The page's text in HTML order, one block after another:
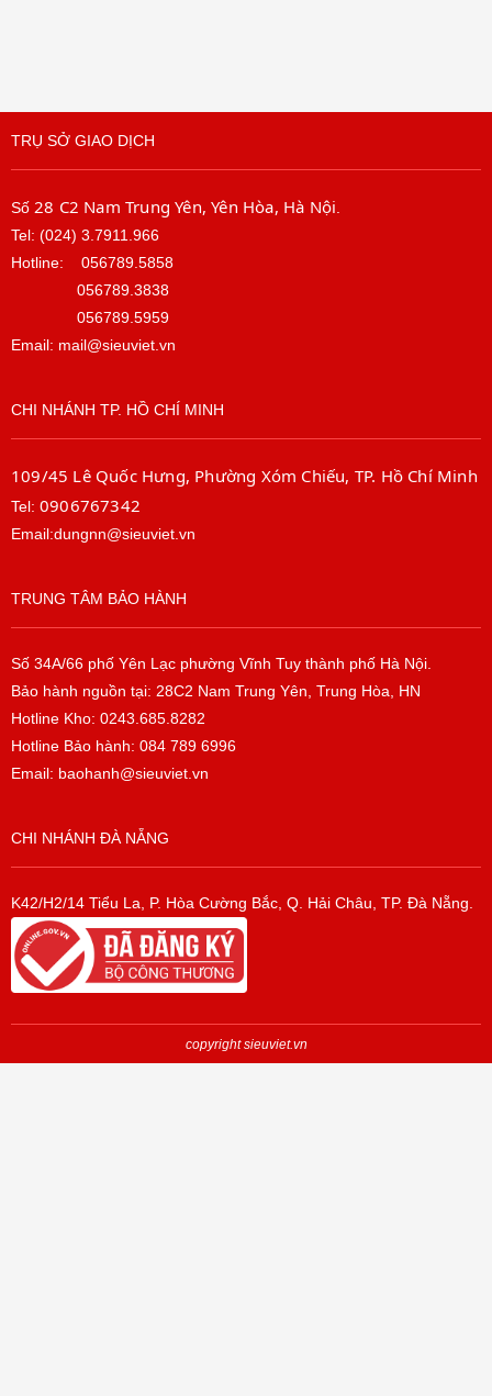
TRỤ SỞ GIAO DỊCH
Số 28 C2 Nam Trung Yên, Yên Hòa, Hà Nội
Tel: (024) 3.7911.966
Hotline: 056789.5858
056789.3838
056789.5959
Email: mail@sieuviet.vn
CHI NHÁNH TP. HỒ CHÍ MINH
109/45 Lê Quốc Hưng, Phường Xóm Chiếu, TP. Hồ Chí Minh
Tel: 0906767342
Email:dungnn@sieuviet.vn
TRUNG TÂM BẢO HÀNH
Số 34A/66 phố Yên Lạc phường Vĩnh Tuy thành phố Hà Nội.
Bảo hành nguồn tại: 28C2 Nam Trung Yên, Trung Hòa, HN
Hotline Kho: 0243.685.8282
Hotline Bảo hành: 084 789 6996
Email: baohanh@sieuviet.vn
CHI NHÁNH ĐÀ NẴNG
K42/H2/14 Tiểu La, P. Hòa Cường Bắc, Q. Hải Châu, TP. Đà Nẵng.
copyright sieuviet.vn